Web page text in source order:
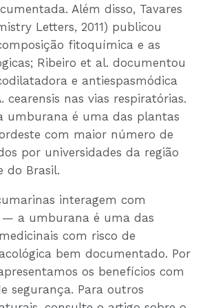
Além disso, Tavares
Letters, 2011) publicou
fitoquímica e as
Ribeiro et al. documentou
e antiespasmódica
cearensis nas vias respiratórias.
umburana é uma das plantas
com maior número de
por universidades da região
do Brasil.
interagem com
— a umburana é uma das
com risco de
bem documentado. Por
os benefícios com
segurança. Para outros